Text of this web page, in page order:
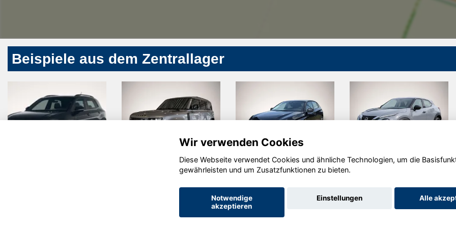
Beispiele aus dem Zentrallager
Land Rover Peugeot 308 Nissan Juke
Wir verwenden Cookies
Diese Webseite verwendet Cookies und ähnliche Technologien, um die
gewährleisten und um Zusatzfunktionen zu bieten.
Notwendige
akzeptieren
Einstellungen Alle